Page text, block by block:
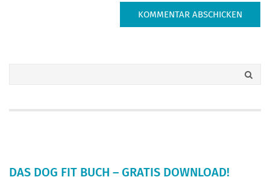
DAS DOG FIT BUCH – GRATIS DOWNLOAD!